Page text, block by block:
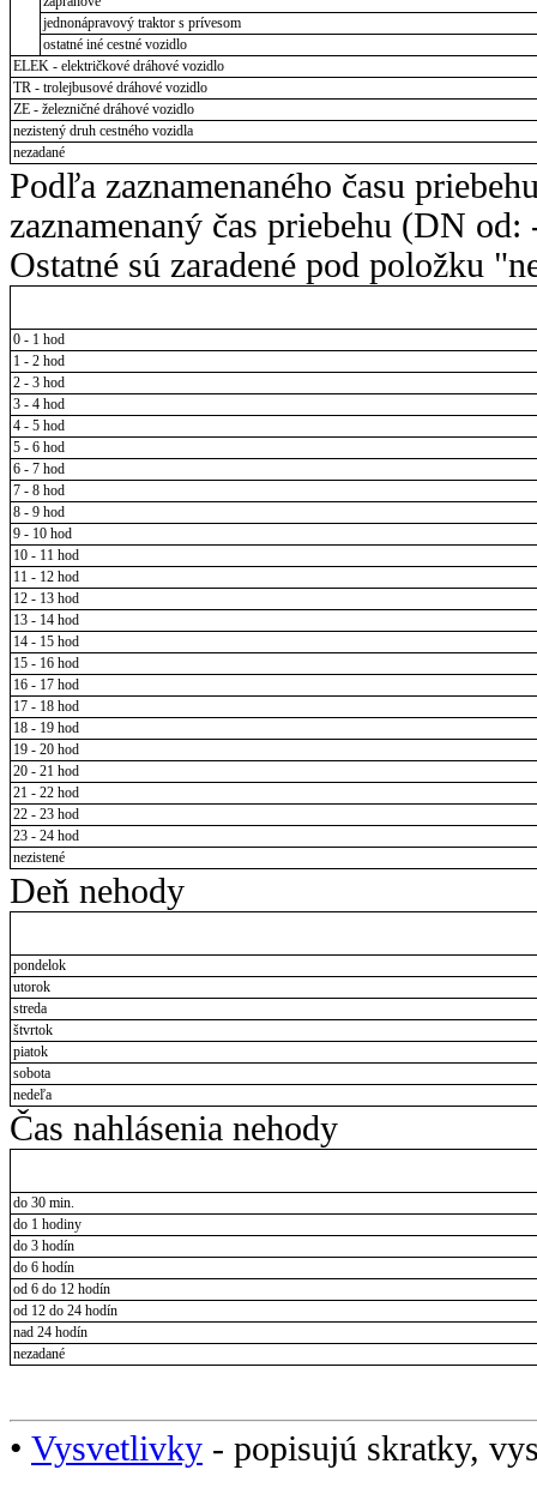
jednonápravový traktor s prívesom
ostatné iné cestné vozidlo
ELEK - električkové dráhové vozidlo
TR - trolejbusové dráhové vozidlo
ZE - železničné dráhové vozidlo
nezistený druh cestného vozidla
nezadané
Podľa zaznamenaného času
zaznamenaný čas priebehu (DN
Ostatné sú zaradené pod položku
0 - 1 hod
1 - 2 hod
2 - 3 hod
3 - 4 hod
4 - 5 hod
5 - 6 hod
6 - 7 hod
7 - 8 hod
8 - 9 hod
9 - 10 hod
10 - 11 hod
11 - 12 hod
12 - 13 hod
13 - 14 hod
14 - 15 hod
15 - 16 hod
16 - 17 hod
17 - 18 hod
18 - 19 hod
19 - 20 hod
20 - 21 hod
21 - 22 hod
22 - 23 hod
23 - 24 hod
nezistené
Deň nehody
pondelok
utorok
streda
štvrtok
piatok
sobota
nedeľa
Čas nahlásenia nehody
do 30 min.
do 1 hodiny
do 3 hodín
do 6 hodín
od 6 do 12 hodín
od 12 do 24 hodín
nad 24 hodín
nezadané
• Vysvetlivky - popisujú skratky,